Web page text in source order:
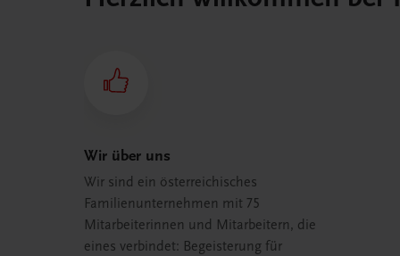
Wir über uns
Wir sind ein österreichisches
Familienunternehmen mit 75
Mitarbeiterinnen und Mitarbeitern, die
eines verbindet: Begeisterung für